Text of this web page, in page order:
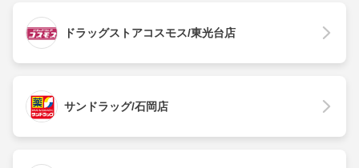
ドラッグストアコスモス/東光台店
サンドラッグ/石岡店